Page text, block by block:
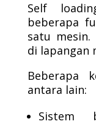
Self
beberapa
satu
di lapangan
Beberapa
antara lain:
Sistem